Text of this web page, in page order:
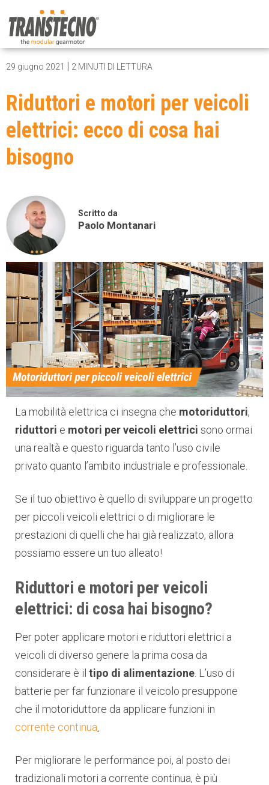
29 giugno 2021 | 2 MINUTI DI LETTURA
Riduttori e motori per veicoli
elettrici: ecco di cosa hai
bisogno
Scritto da
Paolo Montanari
La mobilità elettrica ci insegna che motoriduttori,
riduttori e motori per veicoli elettrici sono ormai
una realtà e questo riguarda tanto l’uso civile
privato quanto l’ambito industriale e professionale.
Se il tuo obiettivo è quello di sviluppare un progetto
per piccoli veicoli elettrici o di migliorare le
prestazioni di quelli che hai già realizzato, allora
possiamo essere un tuo alleato!
Riduttori e motori per veicoli
elettrici: di cosa hai bisogno?
Per poter applicare motori e riduttori elettrici a
veicoli di diverso genere la prima cosa da
considerare è il tipo di alimentazione . L’uso di
batterie per far funzionare il veicolo presuppone
che il motoriduttore da applicare funzioni in
corrente continua
Per migliorare le performance poi, al posto dei
tradizionali motori a corrente continua, è più